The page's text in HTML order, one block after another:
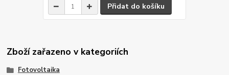
Přidat do košíku
Zboží zařazeno v kategoriích
Fotovoltaika